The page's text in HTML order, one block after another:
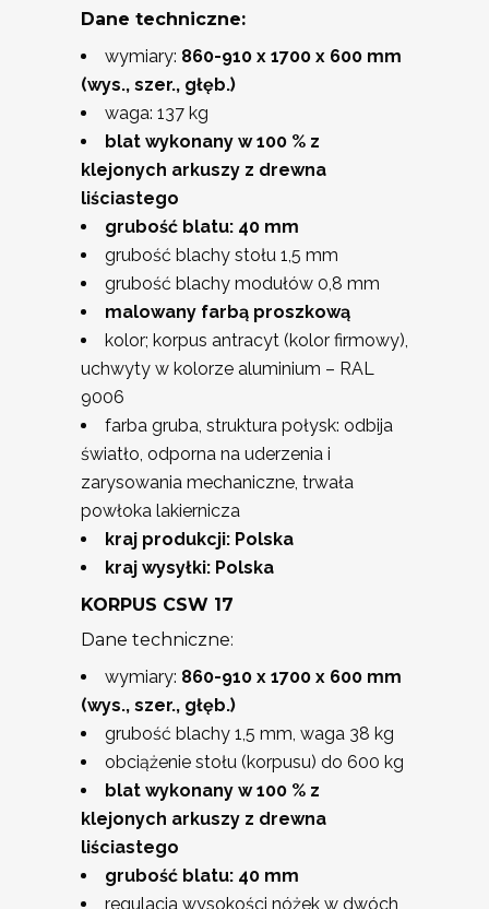
Dane techniczne:
wymiary: 860-910 x 1700 x 600 mm
(wys., szer., głęb.)
waga: 137 kg
blat wykonany w 100 % z
klejonych arkuszy z drewna
liściastego
grubość blatu: 40 mm
grubość blachy stołu 1,5 mm
grubość blachy modułów 0,8 mm
malowany farbą proszkową
kolor; korpus antracyt (kolor firmowy),
uchwyty w kolorze aluminium – RAL
9006
farba gruba, struktura połysk: odbija
światło, odporna na uderzenia i
zarysowania mechaniczne, trwała
powłoka lakiernicza
kraj produkcji: Polska
kraj wysyłki: Polska
KORPUS CSW 17
Dane techniczne:
wymiary: 860-910 x 1700 x 600 mm
(wys., szer., głęb.)
grubość blachy 1,5 mm, waga 38 kg
obciążenie stołu (korpusu) do 600 kg
blat wykonany w 100 % z
klejonych arkuszy z drewna
liściastego
grubość blatu: 40 mm
regulacja wysokości nóżek w dwóch